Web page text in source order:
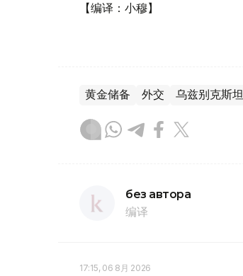
【编译：小穆】
黄金储备 外交 乌兹别克斯坦
без автора
编译
17:15, 06 8月 2026